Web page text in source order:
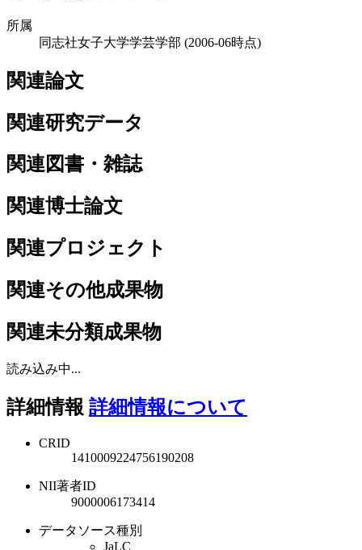
所属
同志社女子大学学芸学部 (2006-06時点)
関連論文
関連研究データ
関連図書・雑誌
関連博士論文
関連プロジェクト
関連その他成果物
関連未分類成果物
読み込み中...
詳細情報 詳細情報について
CRID
1410009224756190208
NII著者ID
9000006173414
データソース種別
JaLC